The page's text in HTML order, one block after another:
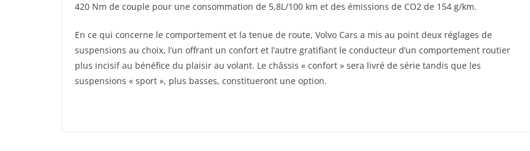
420 Nm de couple pour une consommation de 5,8L/100 km et des émissions de CO2 de 154 g/km.
En ce qui concerne le comportement et la tenue de route, Volvo Cars a mis au point deux réglages de
suspensions au choix, l’un offrant un confort et l’autre gratifiant le conducteur d’un comportement routier
plus incisif au bénéfice du plaisir au volant. Le châssis « confort » sera livré de série tandis que les
suspensions « sport », plus basses, constitueront une option.